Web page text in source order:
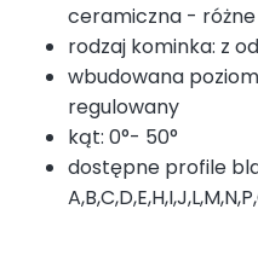
ceramiczna -
rodzaj kominka: z
wbudowana
regulowany
kąt: 0°- 50°
dostępne profile